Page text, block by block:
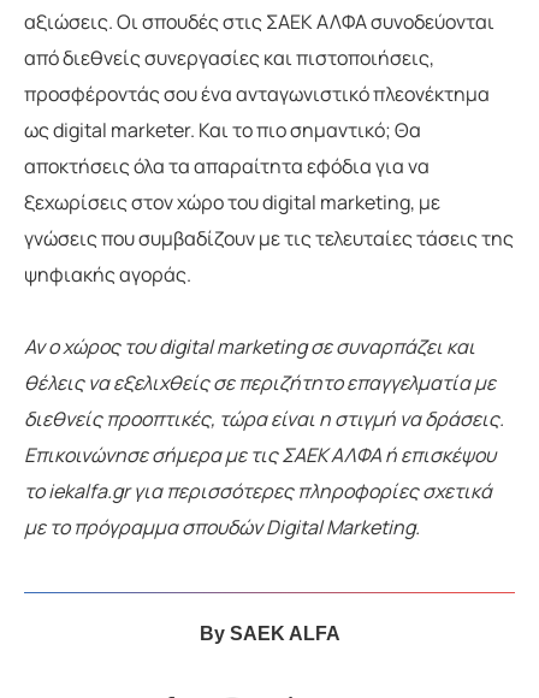
αξιώσεις. Οι σπουδές στις ΣΑΕΚ ΑΛΦΑ συνοδεύονται
από διεθνείς συνεργασίες και πιστοποιήσεις,
προσφέροντάς σου ένα ανταγωνιστικό πλεονέκτημα
ως digital marketer. Και το πιο σημαντικό; Θα
αποκτήσεις όλα τα απαραίτητα εφόδια για να
ξεχωρίσεις στον χώρο του digital marketing, με
γνώσεις που συμβαδίζουν με τις τελευταίες τάσεις της
ψηφιακής αγοράς.
Αν ο χώρος του digital marketing σε συναρπάζει και
θέλεις να εξελιχθείς σε περιζήτητο επαγγελματία με
διεθνείς προοπτικές, τώρα είναι η στιγμή να δράσεις.
Επικοινώνησε σήμερα με τις ΣΑΕΚ ΑΛΦΑ ή επισκέψου
το iekalfa.gr για περισσότερες πληροφορίες σχετικά
με το πρόγραμμα σπουδών Digital Marketing.
By SAEK ALFA